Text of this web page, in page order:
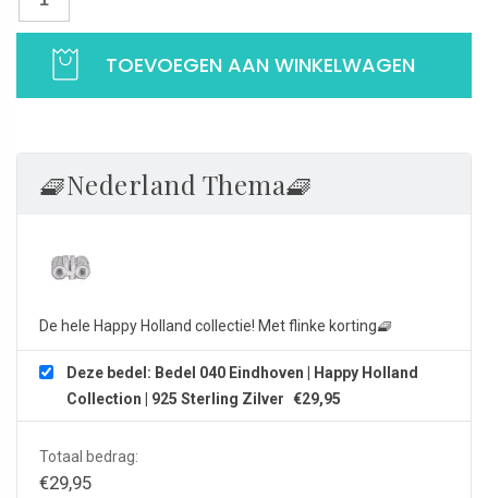
Happy
925
aantal
TOEVOEGEN AAN WINKELWAGEN
🧇Nederland Thema🧇
De hele Happy Holland collectie! Met flinke korting🧇
Deze bedel: Bedel 040 Eindhoven | Happy Holland
Collection | 925 Sterling Zilver €29,95
Totaal bedrag:
€29,95